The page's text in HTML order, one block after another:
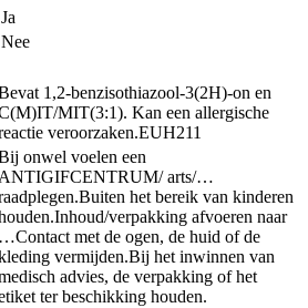
Ja
Nee
1,2-benzisothiazool-3(2H)-on en
MIT(3:1). Kan een allergische
veroorzaken.EUH211
onwel voelen een
ANTIGIFCENTRUM/ arts/…
Buiten het bereik van kinderen
Inhoud/verpakking afvoeren naar
…Contact met de ogen, de huid of de
vermijden.Bij het inwinnen van
advies, de verpakking of het
ter beschikking houden.